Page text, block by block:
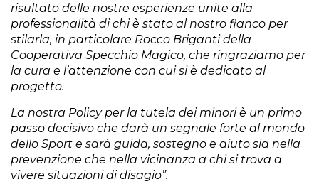
risultato delle nostre esperienze unite alla
professionalità di chi è stato al nostro fianco per
stilarla, in particolare Rocco Briganti della
Cooperativa Specchio Magico, che ringraziamo per
la cura e l’attenzione con cui si è dedicato al
progetto.
La nostra Policy per la tutela dei minori è un primo
passo decisivo che darà un segnale forte al mondo
dello Sport e sarà guida, sostegno e aiuto sia nella
prevenzione che nella vicinanza a chi si trova a
vivere situazioni di disagio”.